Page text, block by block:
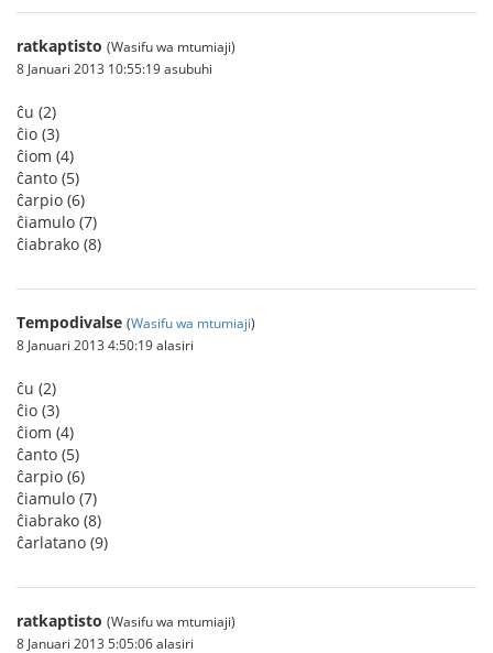
ratkaptisto (Wasifu wa mtumiaji)
8 Januari 2013 10:55:19 asubuhi
ĉu (2)
ĉio (3)
ĉiom (4)
ĉanto (5)
ĉarpio (6)
ĉiamulo (7)
ĉiabrako (8)
Tempodivalse (Wasifu wa mtumiaji)
8 Januari 2013 4:50:19 alasiri
ĉu (2)
ĉio (3)
ĉiom (4)
ĉanto (5)
ĉarpio (6)
ĉiamulo (7)
ĉiabrako (8)
ĉarlatano (9)
ratkaptisto (Wasifu wa mtumiaji)
8 Januari 2013 5:05:06 alasiri